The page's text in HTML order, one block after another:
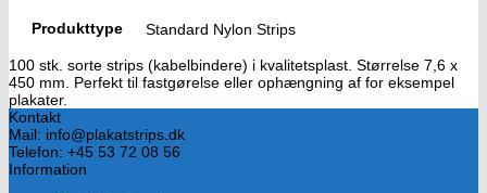
Produkttype Standard Nylon Strips
100 stk. sorte strips (kabelbindere) i kvalitetsplast. Størrelse 7,6 x
450 mm. Perfekt til fastgørelse eller ophængning af for eksempel
plakater.
Kontakt
Mail: info@plakatstrips.dk
Telefon: +45 53 72 08 56
Information